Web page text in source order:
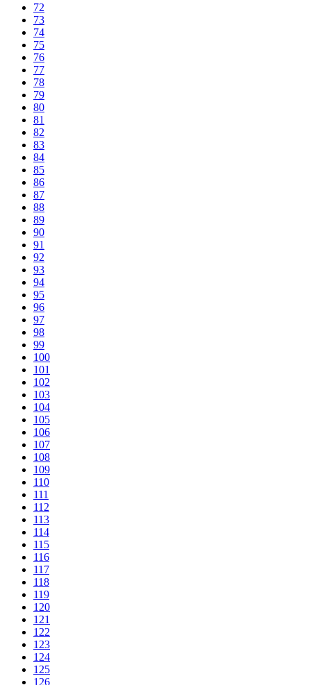
72
73
74
75
76
77
78
79
80
81
82
83
84
85
86
87
88
89
90
91
92
93
94
95
96
97
98
99
100
101
102
103
104
105
106
107
108
109
110
111
112
113
114
115
116
117
118
119
120
121
122
123
124
125
126